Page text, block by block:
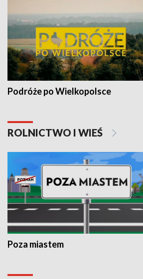
Podróże po Wielkopolsce
ROLNICTWO I WIEŚ
Poza miastem